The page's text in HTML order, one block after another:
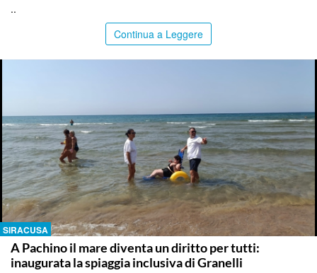
..
Continua a Leggere
SIRACUSA
A Pachino il mare diventa un diritto per tutti:
inaugurata la spiaggia inclusiva di Granelli